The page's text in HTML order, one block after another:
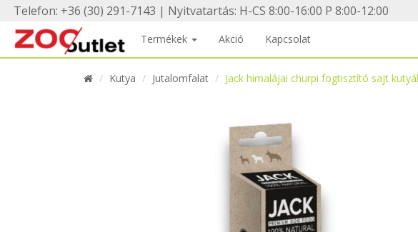
Telefon: +36 (30) 291-7143 | Nyitvatartás: H-CS 8:00-16:00 P 8:00-12:00
Termékek Akció Kapcsolat
Kutya Jutalomfalat Jack himalájai churpi fogtisztító sajt